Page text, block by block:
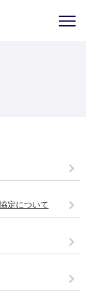
定について